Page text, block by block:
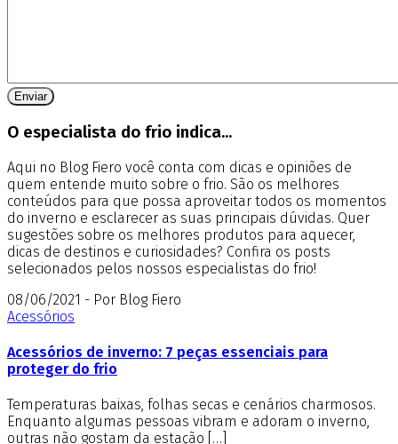
O especialista do frio indica...
Aqui no Blog Fiero você conta com dicas e opiniões de
quem entende muito sobre o frio. São os melhores
conteúdos para que possa aproveitar todos os momentos
do inverno e esclarecer as suas principais dúvidas. Quer
sugestões sobre os melhores produtos para aquecer,
dicas de destinos e curiosidades? Confira os posts
selecionados pelos nossos especialistas do frio!
08/06/2021 - Por Blog Fiero
Acessórios
Acessórios de inverno: 7 peças essenciais para
proteger do frio
Temperaturas baixas, folhas secas e cenários charmosos.
Enquanto algumas pessoas vibram e adoram o inverno,
outras não gostam da estação […]